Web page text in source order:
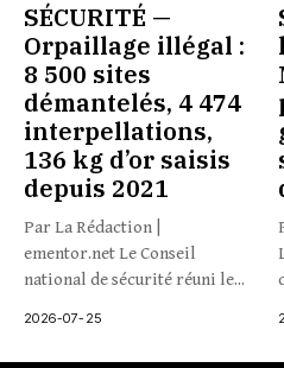
SÉCURITÉ —
Orpaillage illégal :
8 500 sites
démantelés, 4 474
interpellations,
136 kg d’or saisis
depuis 2021
Par La Rédaction |
ementor.net Le Conseil
national de sécurité réuni le...
2026-07-25